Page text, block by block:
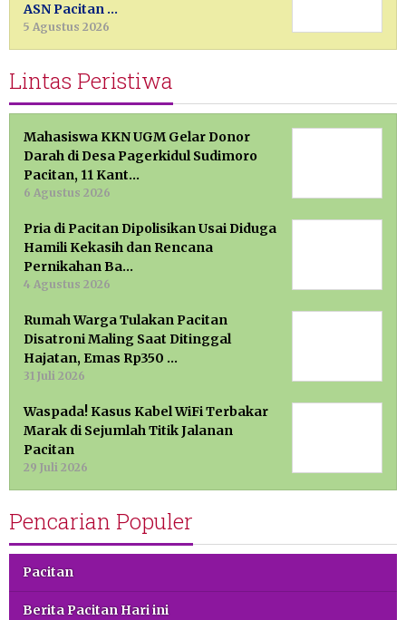
ASN Pacitan …
5 Agustus 2026
Lintas Peristiwa
Mahasiswa KKN UGM Gelar Donor
Darah di Desa Pagerkidul Sudimoro
Pacitan, 11 Kant…
6 Agustus 2026
Pria di Pacitan Dipolisikan Usai Diduga
Hamili Kekasih dan Rencana
Pernikahan Ba…
4 Agustus 2026
Rumah Warga Tulakan Pacitan
Disatroni Maling Saat Ditinggal
Hajatan, Emas Rp350 …
31 Juli 2026
Waspada! Kasus Kabel WiFi Terbakar
Marak di Sejumlah Titik Jalanan
Pacitan
29 Juli 2026
Pencarian Populer
Pacitan
Berita Pacitan Hari ini